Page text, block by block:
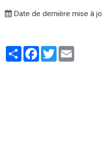
Date de dernière mise à
PartagerFacebook
Twitter